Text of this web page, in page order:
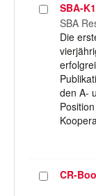
Projekt
auswählen
SBA-K1
SBA
Die
den A-
Projekt
CR-